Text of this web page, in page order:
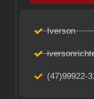
Iverson
(47)99922-